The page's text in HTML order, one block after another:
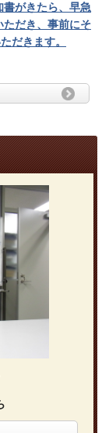
書がきたら、早急
ただき、事前にそ
だきます。